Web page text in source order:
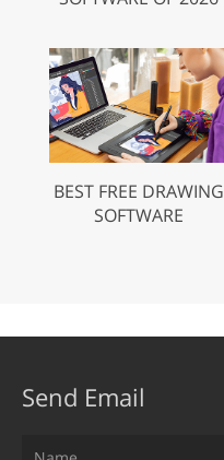
BEST FREE DRAWING
SOFTWARE
Send Email